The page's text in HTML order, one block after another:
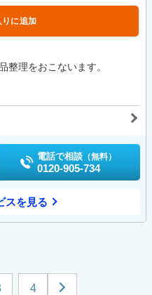
に追加
整理をおこないます。
電話で相談 （無料）
0120-905-734
スを見る
4